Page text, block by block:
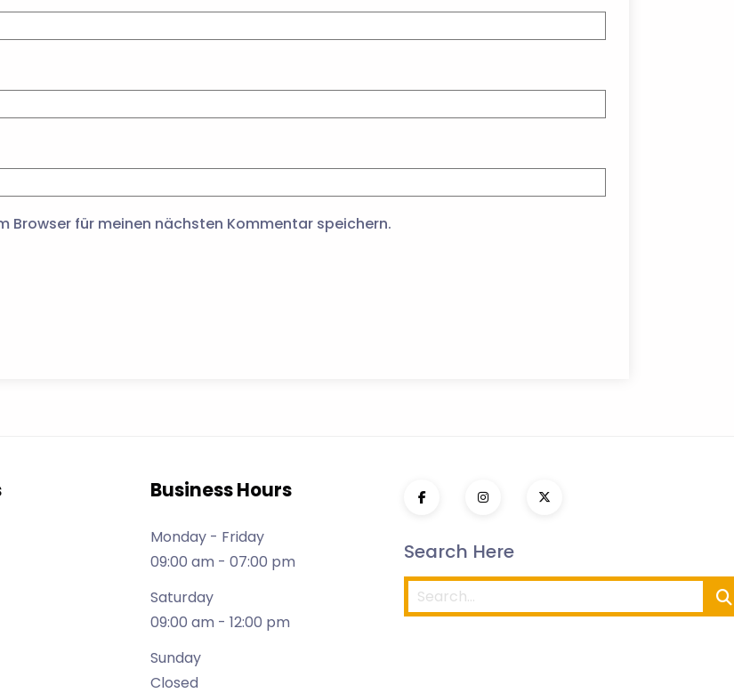
Browser für meinen nächsten Kommentar speichern.
Business Hours
Monday - Friday
09:00 am - 07:00 pm
Saturday
09:00 am - 12:00 pm
Sunday
Closed
Search Here